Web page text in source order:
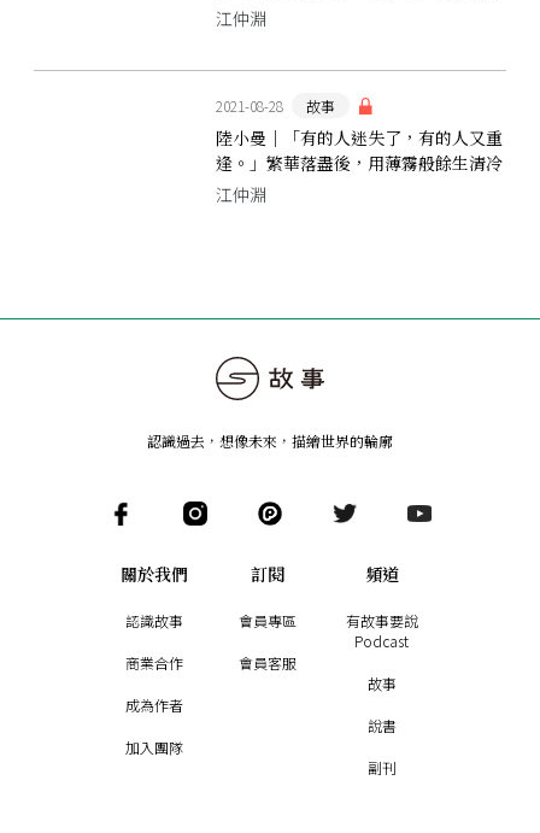
摔得粉身碎骨
江仲淵
2021-08-28 故事
陸小曼｜「有的人迷失了，有的人又重
逢。」繁華落盡後，用薄霧般餘生清冷
來償還的奇女子
江仲淵
認識過去，想像未來 ， 描繪世界的輪廓
關於我們
認識故事
商業合作
成為作者
加入團隊
訂閱
會員專區
會員客服
頻道
有故事要說
Podcast
故事
說書
副刊